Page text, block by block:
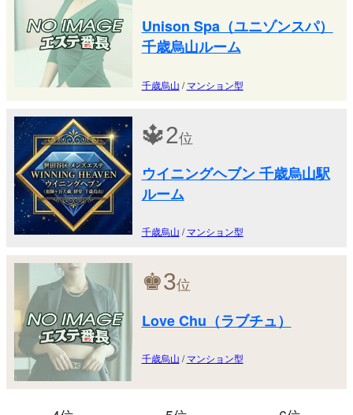
Unison Spa（ユニゾンスパ）
千歳烏山ルーム
千歳烏山 /マンション型
🔱2位
ウイニングヘブン 千歳烏山駅
ルーム
千歳烏山 /マンション型
♚3位
Love Chu（ラブチュ）
千歳烏山 /マンション型